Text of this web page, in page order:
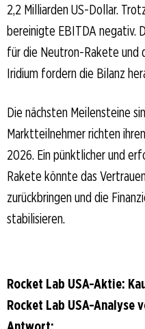
2,2 Milliarden US-Dollar.
bereinigte EBITDA negativ.
für die Neutron-Rakete und
Iridium fordern die Bilanz
Die nächsten Meilensteine
Marktteilnehmer richten
2026. Ein pünktlicher und
Rakete könnte das
zurückbringen und die
stabilisieren.
Rocket Lab USA-Aktie:
Rocket Lab USA-Analyse